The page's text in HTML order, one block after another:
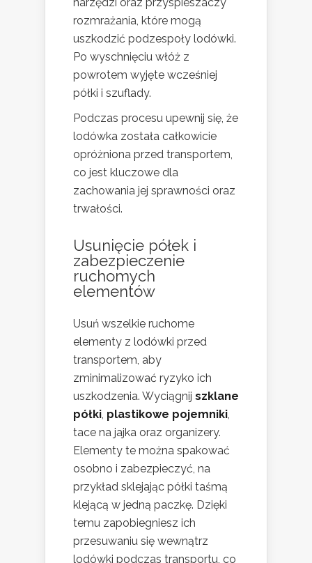
rozmrażania, które mogą
uszkodzić podzespoły lodówki.
Po wyschnięciu włóż z
powrotem wyjęte wcześniej
półki i szuflady.
Podczas procesu upewnij się, że
lodówka została całkowicie
opróżniona przed transportem,
co jest kluczowe dla
zachowania jej sprawności oraz
trwałości.
Usunięcie półek i
zabezpieczenie
ruchomych
elementów
Usuń wszelkie ruchome
elementy z lodówki przed
transportem, aby
zminimalizować ryzyko ich
uszkodzenia. Wyciągnij szklane
półki, plastikowe pojemniki,
tace na jajka oraz organizery.
Elementy te można spakować
osobno i zabezpieczyć, na
przykład sklejając półki taśmą
klejącą w jedną paczkę. Dzięki
temu zapobiegniesz ich
przesuwaniu się wewnątrz
lodówki podczas transportu, co